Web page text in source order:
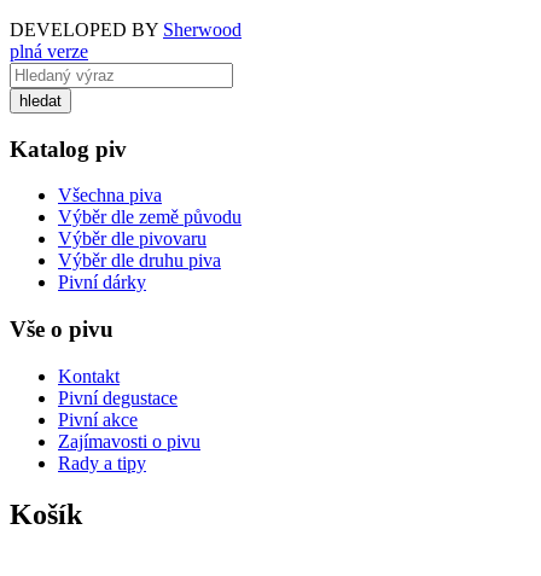
DEVELOPED BY Sherwood
plná verze
Katalog piv
Všechna piva
Výběr dle země původu
Výběr dle pivovaru
Výběr dle druhu piva
Pivní dárky
Vše o pivu
Kontakt
Pivní degustace
Pivní akce
Zajímavosti o pivu
Rady a tipy
Košík